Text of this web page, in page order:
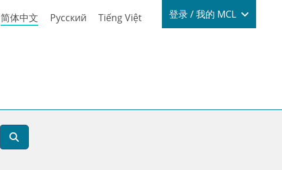
简体中文 Русский Tiếng Việt Login / My
登录 / 我的 MCL